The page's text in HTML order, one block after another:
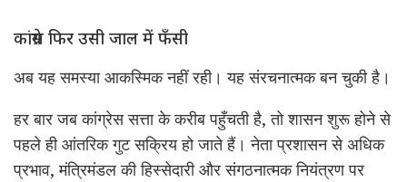
कांग्रेस फिर उसी जाल में फँसी
अब यह समस्या आकस्मिक नहीं रही। यह संरचनात्मक बन चुकी है।
हर बार जब कांग्रेस सत्ता के करीब पहुँचती है, तो शासन शुरू होने से
पहले ही आंतरिक गुट सक्रिय हो जाते हैं। नेता प्रशासन से अधिक
प्रभाव, मंत्रिमंडल की हिस्सेदारी और संगठनात्मक नियंत्रण पर